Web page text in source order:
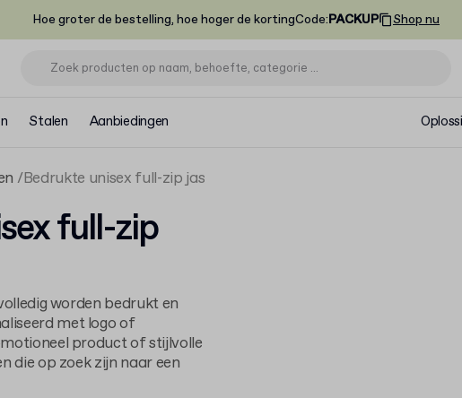
Hoe groter de bestelling, hoe hoger de kortingCode:PACKUP Shop nu
Stalen Aanbiedingen
Bedrukte unisex full-zip jas
full-zip
worden bedrukt en
met logo of
product of stijlvolle
die op zoek zijn naar een